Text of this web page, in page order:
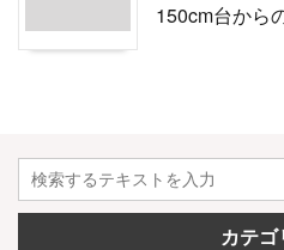
150cm台から
カテゴ